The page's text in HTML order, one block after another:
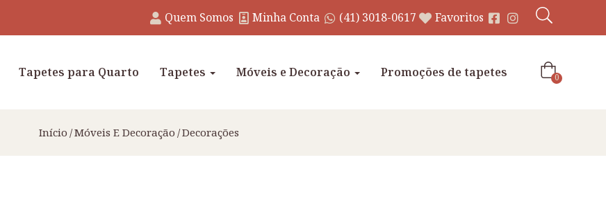
Quem Somos Minha Conta (41) 3018-0617 Favoritos
Tapetes para Quarto Tapetes Móveis e Decoração Promoções de tapetes 0
Início Móveis E Decoração Decorações